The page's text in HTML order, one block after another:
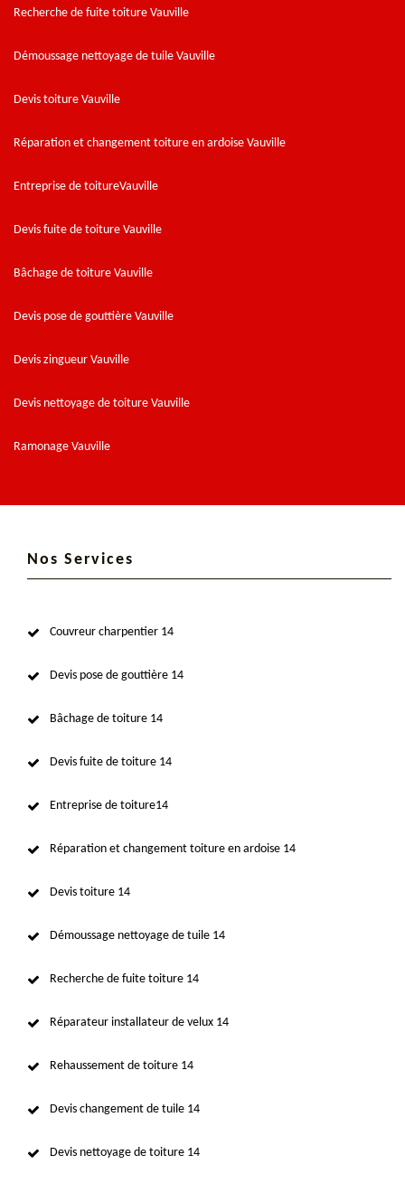
Recherche de fuite toiture Vauville
Démoussage nettoyage de tuile Vauville
Devis toiture Vauville
Réparation et changement toiture en ardoise Vauville
Entreprise de toitureVauville
Devis fuite de toiture Vauville
Bâchage de toiture Vauville
Devis pose de gouttière Vauville
Devis zingueur Vauville
Devis nettoyage de toiture Vauville
Ramonage Vauville
Nos Services
Couvreur charpentier 14
Devis pose de gouttière 14
Bâchage de toiture 14
Devis fuite de toiture 14
Entreprise de toiture14
Réparation et changement toiture en ardoise 14
Devis toiture 14
Démoussage nettoyage de tuile 14
Recherche de fuite toiture 14
Réparateur installateur de velux 14
Rehaussement de toiture 14
Devis changement de tuile 14
Devis nettoyage de toiture 14